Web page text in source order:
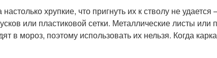
хрупкие, что пригнуть их к стволу не удается
или пластиковой сетки. Металлические листы
в мороз, поэтому использовать их нельзя. Когда